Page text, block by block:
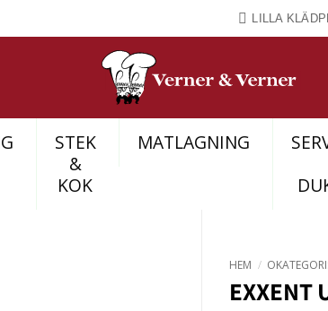
LILLA
STEK
&
KOK
MATLAGNING
HEM /
EXXENT